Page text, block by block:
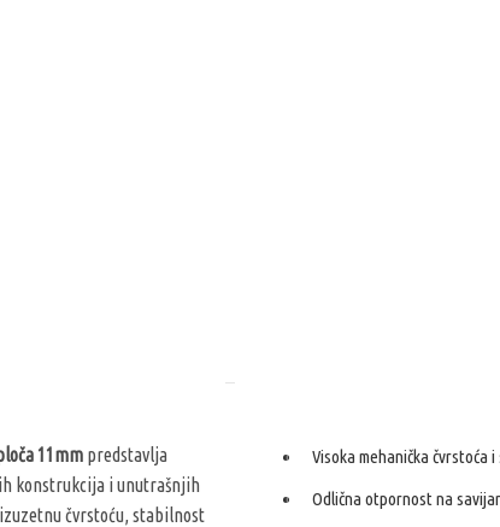
11mmpredstavlja
konstrukcija i unutrašnjih
čvrstoću, stabilnost
Visoka mehanička čvrstoća
Odlična otpornost na